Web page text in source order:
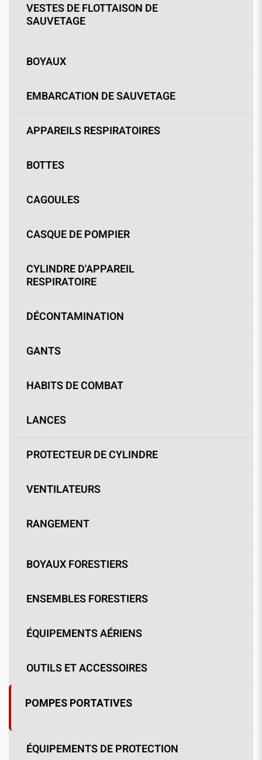
VESTES DE FLOTTAISON DE
SAUVETAGE
BOYAUX
EMBARCATION DE SAUVETAGE
APPAREILS RESPIRATOIRES
BOTTES
CAGOULES
CASQUE DE POMPIER
CYLINDRE D'APPAREIL
RESPIRATOIRE
DÉCONTAMINATION
GANTS
HABITS DE COMBAT
LANCES
PROTECTEUR DE CYLINDRE
VENTILATEURS
RANGEMENT
BOYAUX FORESTIERS
ENSEMBLES FORESTIERS
ÉQUIPEMENTS AÉRIENS
OUTILS ET ACCESSOIRES
POMPES PORTATIVES
ÉQUIPEMENTS DE PROTECTION